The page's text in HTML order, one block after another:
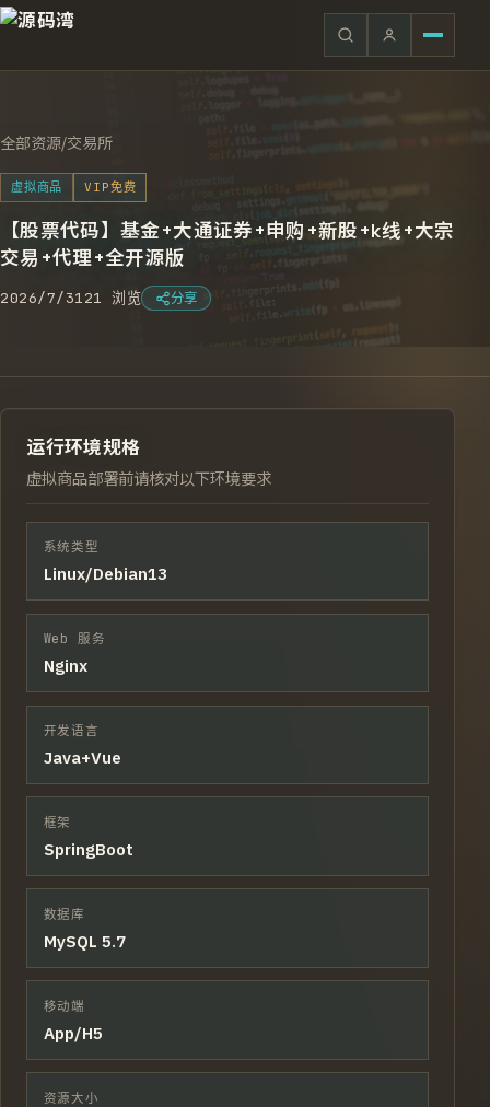
全部资源/交易所
虚拟商品 VIP免费
【股票代码】基金+大通证券+申购+新股+k线+大宗
交易+代理+全开源版
2026/7/3121 浏览 分享
运行环境规格
虚拟商品部署前请核对以下环境要求
系统类型
Linux/Debian13
Web 服务
Nginx
开发语言
Java+Vue
框架
SpringBoot
数据库
MySQL 5.7
移动端
App/H5
资源大小